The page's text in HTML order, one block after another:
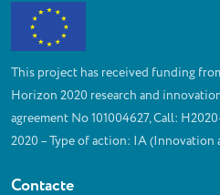
This project has received funding
Horizon 2020 research and
agreement No 101004627, Call:
2020 – Type of action: IA (Innovation
Contacte